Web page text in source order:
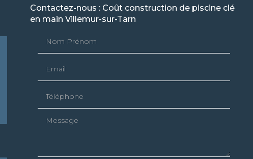
Contactez-nous : Coût construction de piscine clé
en main Villemur-sur-Tarn
Message